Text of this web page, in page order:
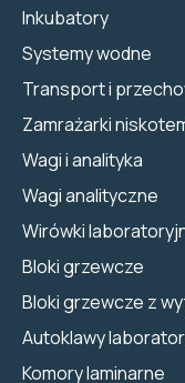
Inkubatory
Systemy wodne
Transport i
Zamrażarki
Wagi i analityka
Wagi analityczne
Wirówki
Bloki grzewcze
Bloki grzewcze z
Autoklawy
Komory laminarne